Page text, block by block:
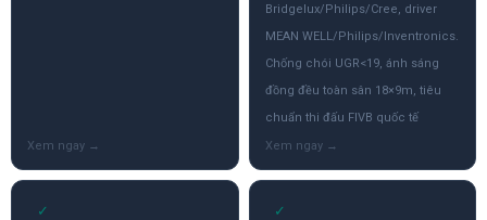
Bridgelux/Philips/Cree, driver
MEAN WELL/Philips/Inventronics.
Chống chói UGR<19, ánh sáng
đồng đều toàn sân 18×9m, tiêu
chuẩn thi đấu FIVB quốc tế
✓ ✓